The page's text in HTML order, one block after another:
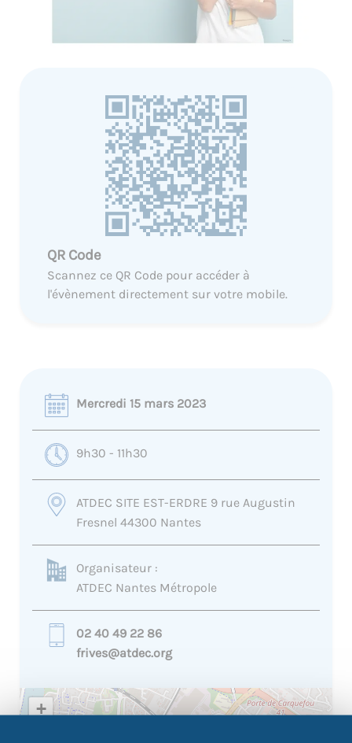
QR Code
Scannez ce QR Code pour accéder à
l'évènement directement sur votre mobile.
Mercredi 15 mars 2023
9h30 - 11h30
ATDEC SITE EST-ERDRE 9 rue Augustin
Fresnel 44300 Nantes
Organisateur :
ATDEC Nantes Métropole
02 40 49 22 86
frives@atdec.org
+